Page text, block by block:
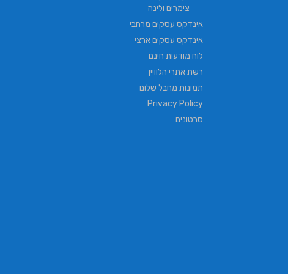
צימרים ולינה
אינדקס עסקים מרחבי
אינדקס עסקים ארצי
לוח מודעות חינם
רשת אתרי הלוויין
תמונות מחבל שלום
Privacy Policy
סרטונים